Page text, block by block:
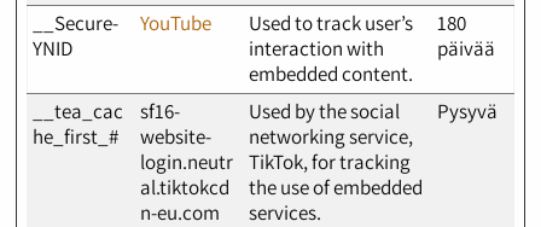
__Secure-
YNID
YouTube
Used to track user’s
interaction with
embedded content.
180
päivää
__tea_cac
he_first_#
sf16-
website-
login.neutr
al.tiktokcd
n-eu.com
Used by the social
networking service,
TikTok, for tracking
the use of embedded
services.
Pysyvä